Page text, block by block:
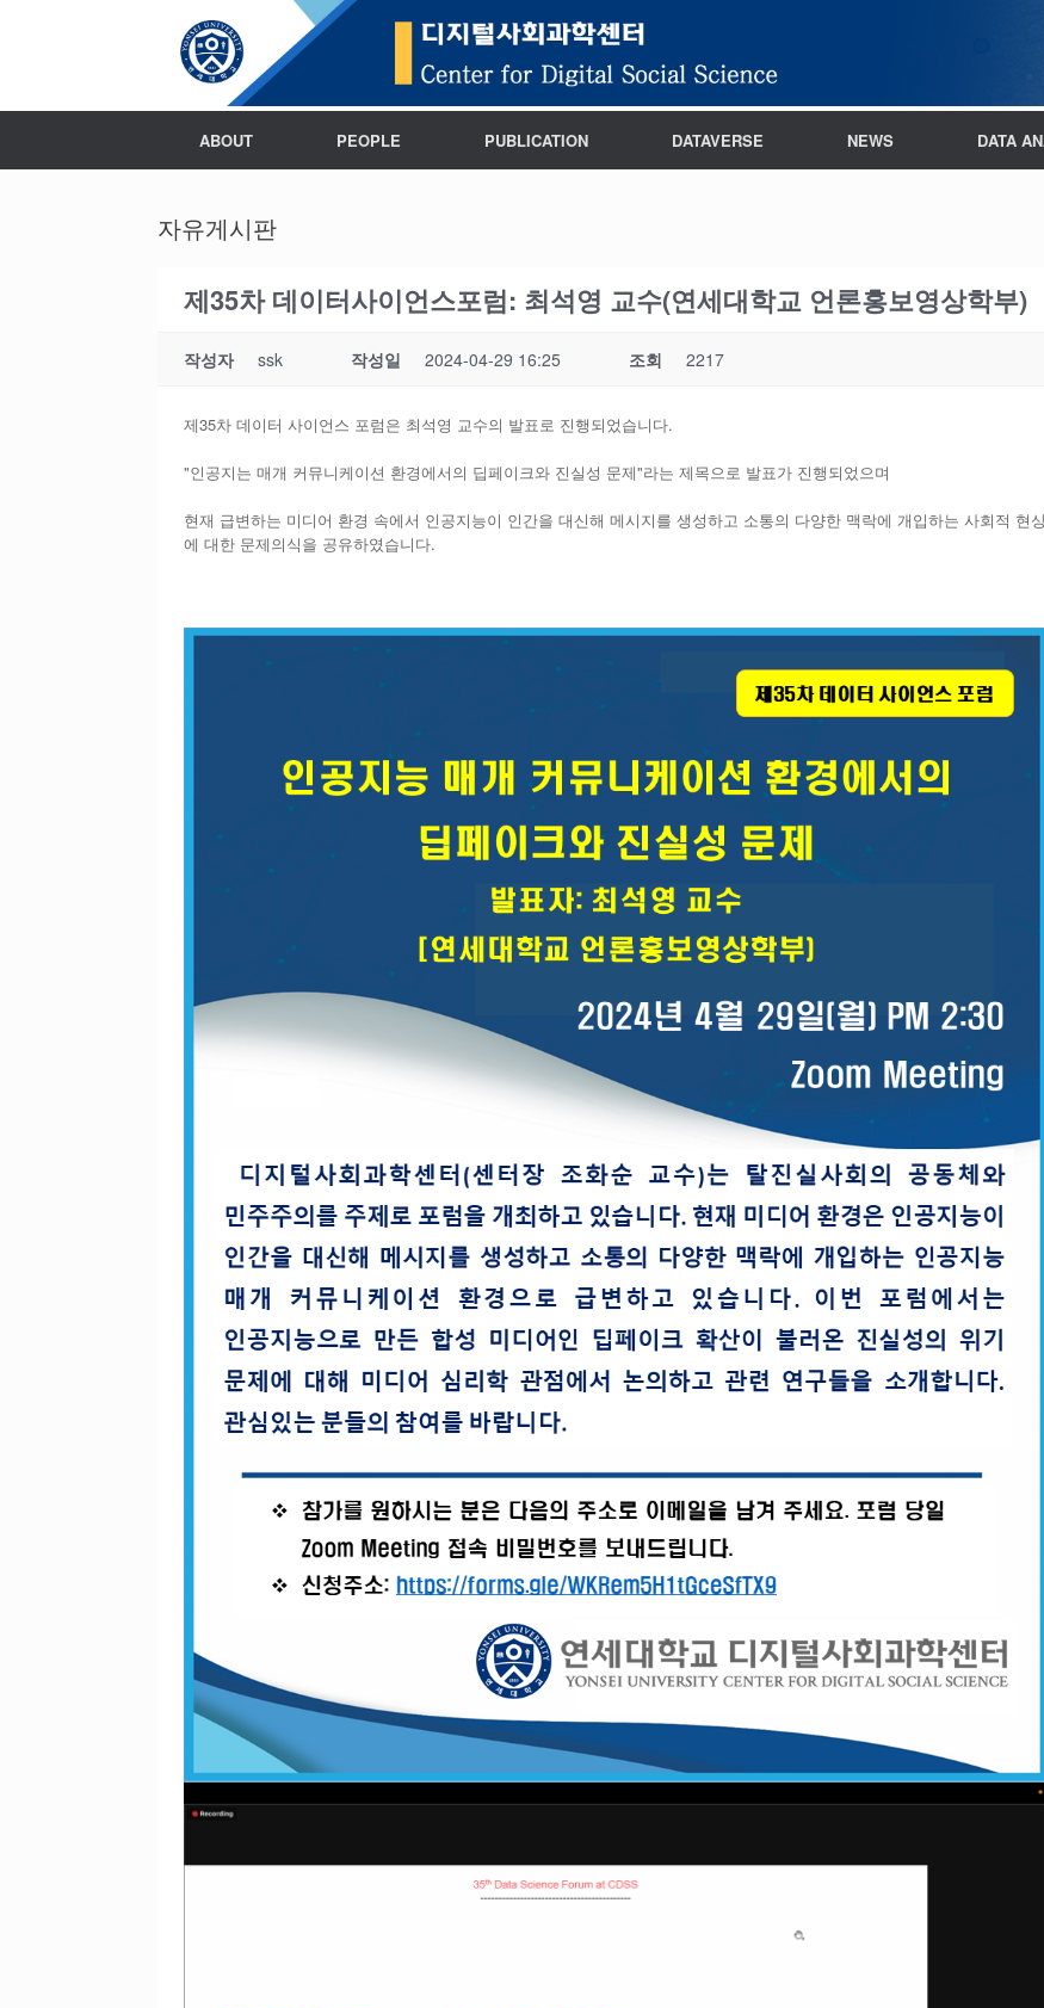
ABOUT PEOPLE PUBLICATION DATAVERSE NEWS DATA
자유게시판
제35차 데이터사이언스포럼: 최석영 교수(연세대학교 언론홍보영상학부)
작성자 ssk 작성일 2024-04-29 16:25 조회 2217
제35차 데이터 사이언스 포럼은 최석영 교수의 발표로 진행되었습니다.
"인공지는 매개 커뮤니케이션 환경에서의 딥페이크와 진실성 문제"라는 제목으로 발표가 진행되었으며
현재 급변하는 미디어 환경 속에서 인공지능이 인간을 대신해 메시지를 생성하고 소통의 다양한 맥락에 개입하는 사회적 현
에 대한 문제의식을 공유하였습니다.